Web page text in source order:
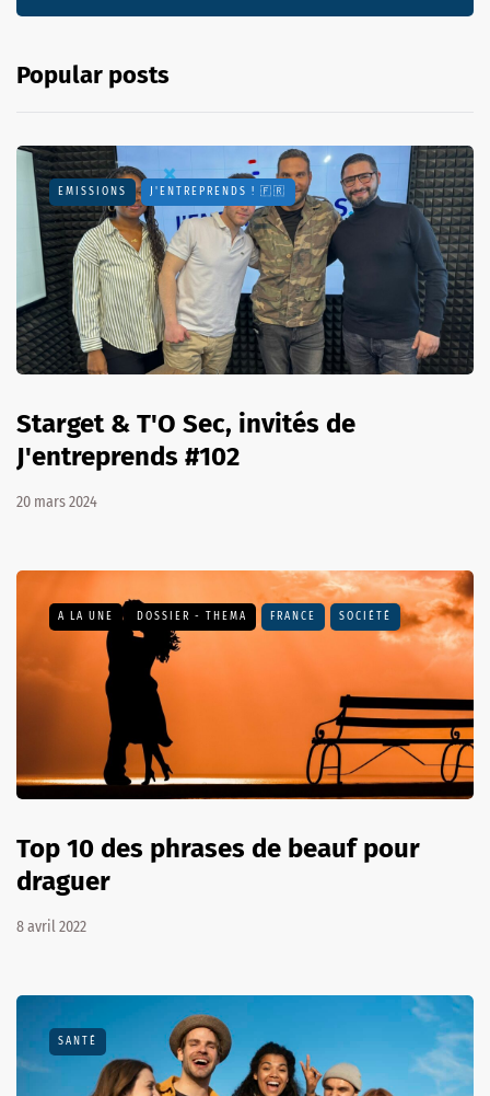
Popular posts
EMISSIONS J'ENTREPRENDS ! 🇫🇷
Starget & T'O Sec, invités de
J'entreprends #102
20 mars 2024
A LA UNE DOSSIER - THEMA FRANCE SOCIÉTÉ
Top 10 des phrases de beauf pour
draguer
8 avril 2022
SANTÉ